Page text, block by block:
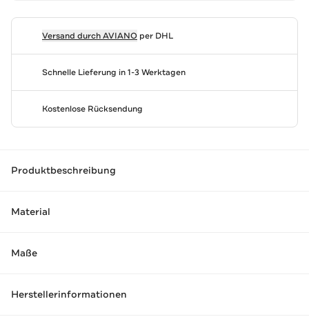
Versand durchAVIANOper DHL
Schnelle Lieferung in 1-3 Werktagen
Kostenlose Rücksendung
Produktbeschreibung
Material
Maße
Herstellerinformationen